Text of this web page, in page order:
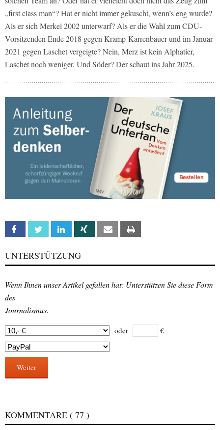
„first class man“? Hat er nicht immer gekuscht, wenn’s eng wurde?
Als er sich Merkel 2002 unterwarf? Als er die Wahl zum CDU-
Vorsitzenden Ende 2018 gegen Kramp-Karrenbauer und im Januar
2021 gegen Laschet vergeigte? Nein, Merz ist kein Alphatier,
Laschet noch weniger. Und Söder? Der schaut ins Jahr 2025.
Facebook Twitter Linkedin Xing Email
UNTERSTÜTZUNG
Wenn Ihnen unser Artikel gefallen hat: Unterstützen Sie diese Form
des
Journalismus.
oder €
Weiter
KOMMENTARE ( 77 )